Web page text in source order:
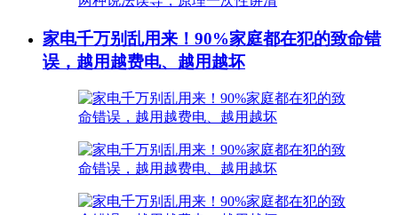
家电千万别乱用来！90%家庭都在犯的致命错
误，越用越费电、越用越坏